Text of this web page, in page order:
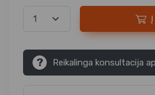
? Reikalinga konsultacija